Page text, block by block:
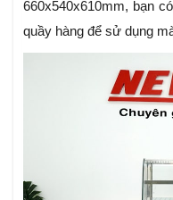
660x540x610mm, bạn
quầy hàng để sử dụng